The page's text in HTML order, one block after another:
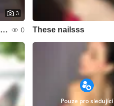
3
Come and take over my living room 🌷 0 These nailsss
Pouze pro sledující